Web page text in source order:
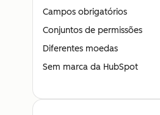
Campos obrigatórios
Conjuntos de permissões
Diferentes moedas
Sem marca da HubSpot